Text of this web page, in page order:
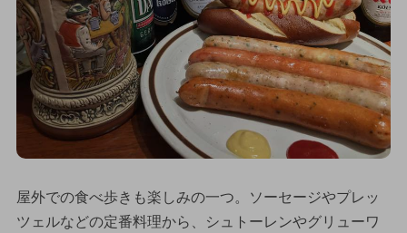
屋外での食べ歩きも楽しみの一つ。ソーセージやプレッ
ツェルなどの定番料理から、シュトーレンやグリューワ